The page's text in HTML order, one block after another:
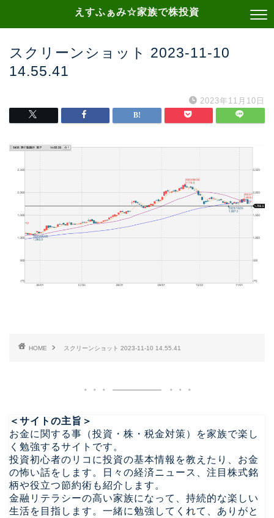
えすふぁみ☆家族で株投資
スクリーンショット 2023-11-10
14.55.41
2023年11月10日
HOME スクリーンショット 2023-11-10 14.55.41
＜サイトの主旨＞
お金に関する事（投資・株・税金対策）を家族で楽し
く勉強するサイトです。
投資初心者のリコに投資の基本情報を教えたり、お金
の怖い話をします。日々の経済ニュース、注目株式銘
柄や役立つ節約術も紹介します。
金融リテラシーの高い家族になって、持続的な楽しい
生活を目指します。一緒に勉強してくれて、ありがと